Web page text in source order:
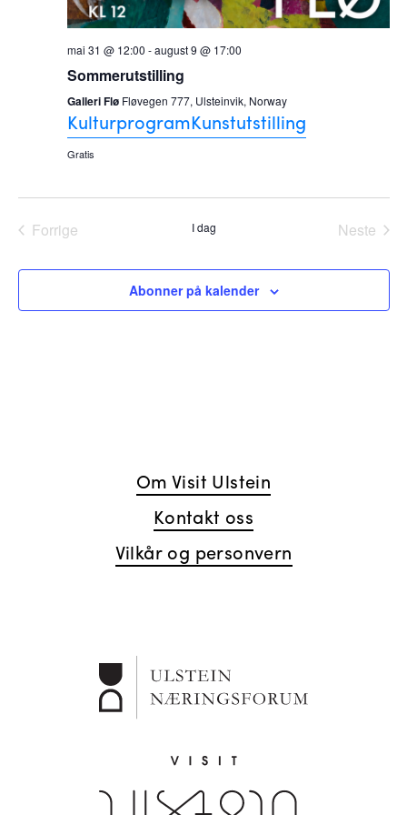
mai 31 @ 12:00 -august 9 @ 17:00
Sommerutstilling
Galleri Flø Fløvegen 777, Ulsteinvik, Norway
KulturprogramKunstutstilling
Gratis
Forrige
I dag
Neste
Abonner på kalender
Om Visit Ulstein
Kontakt oss
Vilkår og personvern